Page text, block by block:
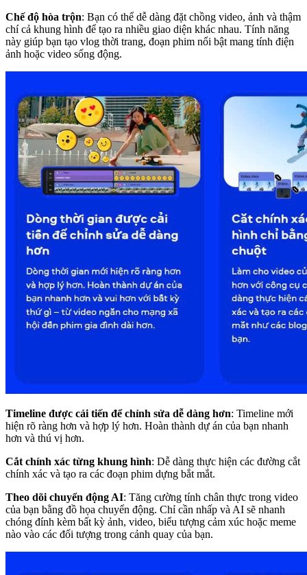
Chế độ hòa trộn: Bạn có thể dễ dàng đặt chồng video, ảnh và thậm
chí cả khung hình để tạo ra nhiều giao diện khác nhau. Tính năng
này giúp bạn tạo vlog thời trang, đoạn phim nổi bật mang tính điện
ảnh hoặc video sống động.
Timeline được cải tiến để chỉnh sửa dễ dàng hơn: Timeline mới
hiện rõ ràng hơn và hợp lý hơn. Hoàn thành dự án của bạn nhanh
hơn và thú vị hơn.
Cắt chính xác từng khung hình: Dễ dàng thực hiện các đường cắt
chính xác và tạo ra các đoạn phim dựng bắt mắt.
Theo dõi chuyển động AI: Tăng cường tính chân thực trong video
của bạn bằng đồ họa chuyển động. Chỉ cần nhấp và AI sẽ nhanh
chóng đính kèm bất kỳ ảnh, video, biểu tượng cảm xúc hoặc meme
nào vào các đối tượng trong cảnh quay của bạn.